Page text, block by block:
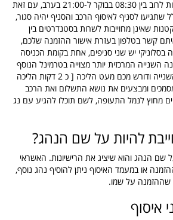
אלה שבמרכז סלוניקי פועלות לרוב בין 08:30 בבוקר ל-21:00 בערב, עם זאת
שתגיעו לסניף לאיסוף הרכב והסניף יהיה סגור,
שאינן מחוייבות לשרות בסטנדרטים בין
קשר בטלפון בעזרת אישור ההזמנה שלכם,
יש שני סניפים, אחת בקומת הכניסה
השנייה המרכזית יותר מצוייה בטרמינל הנוסף
של נמל התעופה בקומה השנייה ודורש מכם מעט הליכה [ כ 2 דקות הליכה
ומבצעים את נושא התשלום ואת הרכב
מחוץ לנמל התעופה, לשם תוכלו להגיע עם נג
להיות על שם הנהג?
שם הנהג והוא שיציג את הרישיונות. האשראי
או במעמד האיסוף ניתן להוסיף נהג נוסף,
שההזמנה על שמו.
איסוף